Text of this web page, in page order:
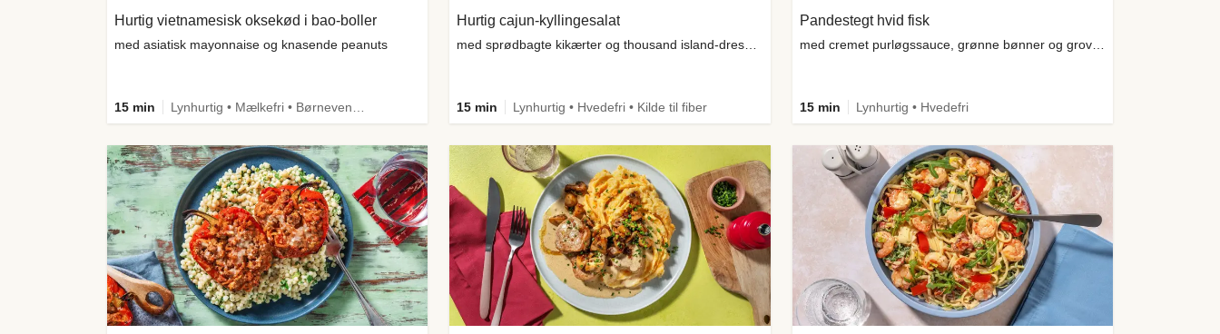
Hurtig vietnamesisk oksekød i bao-boller
med asiatisk mayonnaise og knasende peanuts
15 min
Hurtig cajun-kyllingesalat
15 min Lynhurtig • Hvedefri • Kilde til fiber
Pandestegt hvid fisk
med cremet purløgssauce, grønne bønner og grov kartoffelmos
15 min Lynhurtig • Hvedefri